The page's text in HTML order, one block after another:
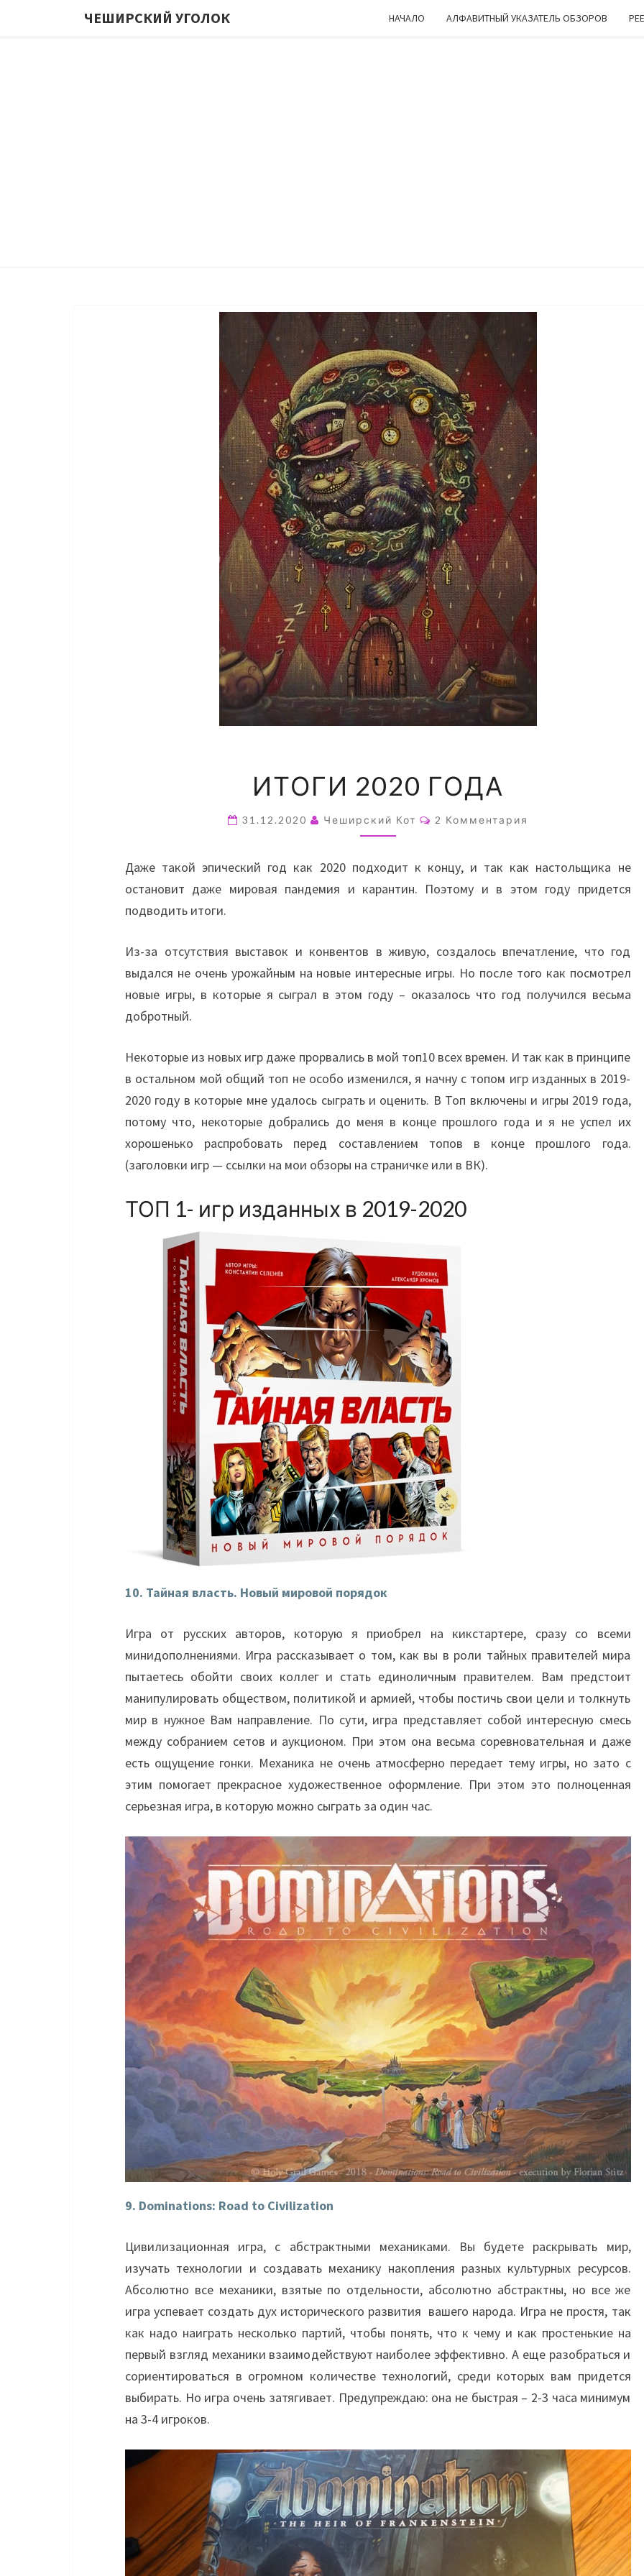
ЧЕШИРСКИЙ УГОЛОК НАЧАЛО АЛФАВИТНЫЙ УКАЗАТЕЛЬ ОБЗОРОВ
2020
ИТОГИ 2020 ГОДА
31.12.2020 Чеширский Кот Комментарии
2 Комментария
Даже такой эпический год как 2020 подходит к концу, и так как настольщика не
остановит даже мировая пандемия и карантин. Поэтому и в этом году придется
подводить итоги.
Из-за отсутствия выставок и конвентов в живую, создалось впечатление, что год
выдался не очень урожайным на новые интересные игры. Но после того как посмотрел
новые игры, в которые я сыграл в этом году – оказалось что год получился весьма
добротный.
Некоторые из новых игр даже прорвались в мой топ10 всех времен. И так как в принципе
в остальном мой общий топ не особо изменился, я начну с топом игр изданных в 2019-
2020 году в которые мне удалось сыграть и оценить. В Топ включены и игры 2019 года,
потому что, некоторые добрались до меня в конце прошлого года и я не успел их
хорошенько распробовать перед составлением топов в конце прошлого года.
(заголовки игр — ссылки на мои обзоры на страничке или в ВК).
ТОП 1- игр изданных в 2019-2020
10. Тайная власть. Новый мировой порядок
Игра от русских авторов, которую я приобрел на кикстартере, сразу со всеми
минидополнениями. Игра рассказывает о том, как вы в роли тайных правителей мира
пытаетесь обойти своих коллег и стать единоличным правителем. Вам предстоит
манипулировать обществом, политикой и армией, чтобы постичь свои цели и толкнуть
мир в нужное Вам направление. По сути, игра представляет собой интересную смесь
между собранием сетов и аукционом. При этом она весьма соревновательная и даже
есть ощущение гонки. Механика не очень атмосферно передает тему игры, но зато с
этим помогает прекрасное художественное оформление. При этом это полноценная
серьезная игра, в которую можно сыграть за один час.
9. Dominations: Road to Civilization
Цивилизационная игра, с абстрактными механиками. Вы будете раскрывать мир,
изучать технологии и создавать механику накопления разных культурных ресурсов.
Абсолютно все механики, взятые по отдельности, абсолютно абстрактны, но все же
игра успевает создать дух исторического развития вашего народа. Игра не простя, так
как надо наиграть несколько партий, чтобы понять, что к чему и как простенькие на
первый взгляд механики взаимодействуют наиболее эффективно. А еще разобраться и
сориентироваться в огромном количестве технологий, среди которых вам придется
выбирать. Но игра очень затягивает. Предупреждаю: она не быстрая – 2-3 часа минимум
на 3-4 игроков.